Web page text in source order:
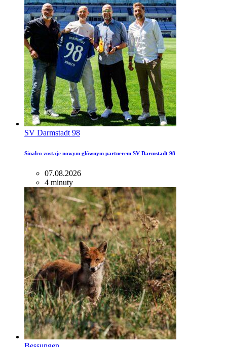
SV Darmstadt 98
Sinalco zostaje nowym głównym partnerem SV Darmstadt 98
07.08.2026
4 minuty